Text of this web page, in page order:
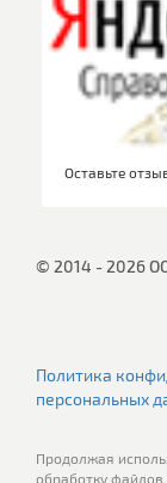
Оставьте
© 2014 - 2026
Политика
персональных
Продолжая
обработку файлов